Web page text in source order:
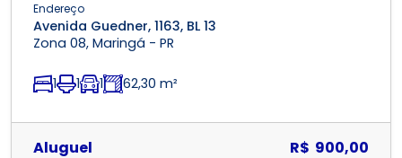
Endereço
Avenida Guedner, 1163, BL 13
Zona 08, Maringá - PR
1 1 1 62,30 m²
Aluguel R$ 900,00